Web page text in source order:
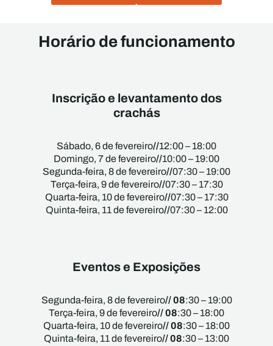
Horário de funcionamento
Inscrição e levantamento dos
crachás
Sábado, 6 de fevereiro//12:00 – 18:00
Domingo, 7 de fevereiro//10:00 – 19:00
Segunda-feira, 8 de fevereiro//07:30 – 19:00
Terça-feira, 9 de fevereiro//07:30 – 17:30
Quarta-feira, 10 de fevereiro//07:30 – 17:30
Quinta-feira, 11 de fevereiro//07:30 – 12:00
Eventos e Exposições
Segunda-feira, 8 de fevereiro// 08:30 – 19:00
Terça-feira, 9 de fevereiro// 08:30 – 18:00
Quarta-feira, 10 de fevereiro// 08:30 – 18:00
Quinta-feira, 11 de fevereiro// 08:30 – 13:00